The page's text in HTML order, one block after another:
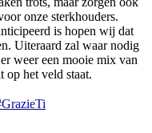
onze sterkhouders.
is hopen wij dat
Uiteraard zal waar nodig
weer een mooie mix van
op het veld staat.